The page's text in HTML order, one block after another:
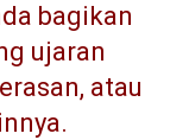
bagikan
ujaran
atau